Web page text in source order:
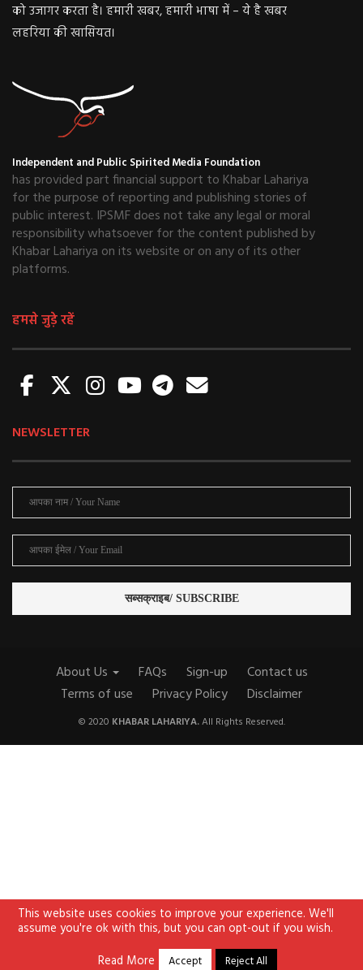
को उजागर करता है। हमारी खबर, हमारी भाषा में – ये है खबर
लहरिया की खासियत।
Independent and Public Spirited Media Foundation
has provided part financial support to Khabar Lahariya
for the purpose of reporting and publishing stories of
public interest. IPSMF does not take any legal or moral
responsibility whatsoever for the content published by
Khabar Lahariya on its website or on any of its other
platforms.
हमसे जुड़े रहें
NEWSLETTER
About Us FAQs Sign-up
Contact us
Terms of use
Privacy Policy Disclaimer
© 2020 KHABAR LAHARIYA.All Rights Reserved.
This website uses cookies to improve your experience. We'll
assume you're ok with this, but you can opt-out if you wish.
Read More
Accept Reject All